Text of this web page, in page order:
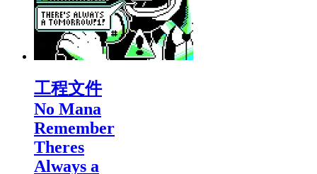
工程文件
No Mana
Remember
Theres
Always a